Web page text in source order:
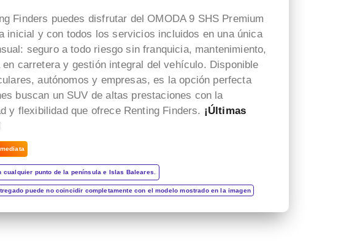
Finders puedes disfrutar del OMODA 9 SHS Premium
inicial y con todos los servicios incluidos en una única
seguro a todo riesgo sin franquicia, mantenimiento,
carretera y gestión integral del vehículo. Disponible
autónomos y empresas, es la opción perfecta
buscan un SUV de altas prestaciones con la
y flexibilidad que ofrece Renting Finders. ¡Últimas
cualquier punto de la península e Islas Baleares.
puede no coincidir completamente con el modelo mostrado en la imagen